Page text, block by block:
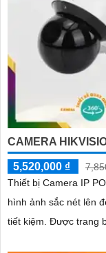
CAMERA
5,520,000 ₫
Thiết bị Camera IP
hình ảnh sắc nét lên
tiết kiệm. Được